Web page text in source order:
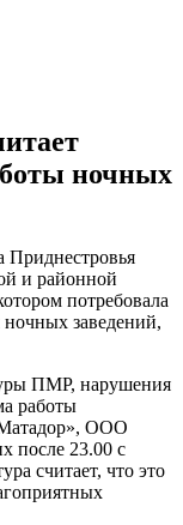
ночных
Приднестровья
и районной
потребовала
ночных заведений,
ПМР, нарушения
работы
ООО
после 23.00 с
считает, что это